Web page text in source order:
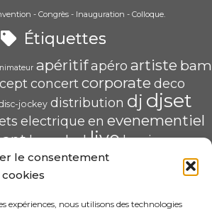
le consentement
expériences, nous utilisons des technologies
- Congrès - Inauguration - Colloque.
Étiquettes
apéritif apéro artiste bam
concertcorporate deco
jockey distribution dj djset
electrique en evenementiel
haugledlivelumiere
mix pau POP U L'AIR radio
scenique soirée
spécialiste structure video écran